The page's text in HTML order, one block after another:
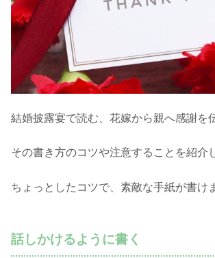
結婚披露宴で読む、花嫁から親へ感謝を
その書き方のコツや注意することを紹介
ちょっとしたコツで、素敵な手紙が書け
話しかけるように書く